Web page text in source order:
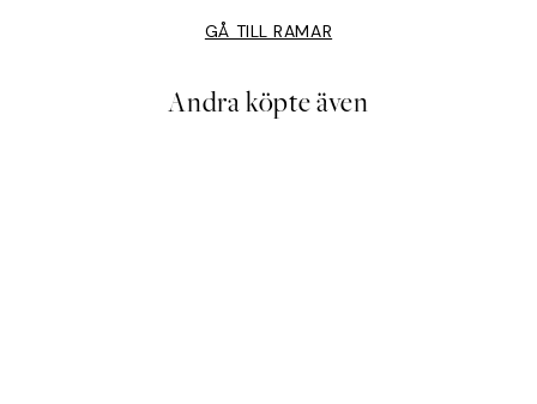
GÅ TILL RAMAR
Andra köpte även